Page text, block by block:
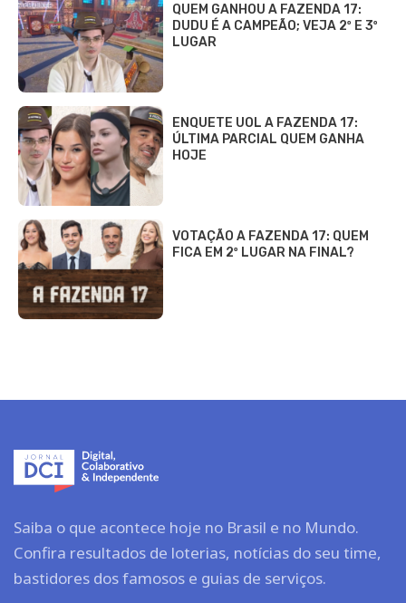
QUEM GANHOU A FAZENDA 17:
DUDU É A CAMPEÃO; VEJA 2º E 3º
LUGAR
ENQUETE UOL A FAZENDA 17:
ÚLTIMA PARCIAL QUEM GANHA
HOJE
VOTAÇÃO A FAZENDA 17: QUEM
FICA EM 2º LUGAR NA FINAL?
Saiba o que acontece hoje no Brasil e no Mundo.
Confira resultados de loterias, notícias do seu time,
bastidores dos famosos e guias de serviços.